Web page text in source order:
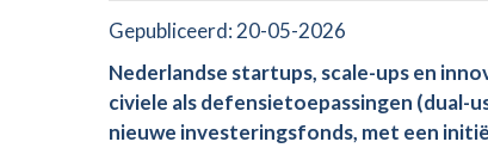
Gepubliceerd: 20-05-2026
Nederlandse startups, scale-ups en
civiele als defensietoepassingen (dual-
nieuwe investeringsfonds, met een